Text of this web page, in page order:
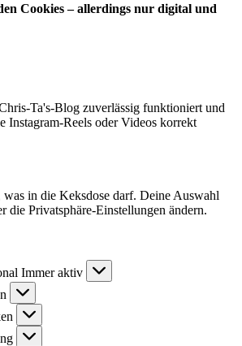
Cookies – allerdings nur digital und
Ta's-Blog zuverlässig funktioniert und
Instagram-Reels oder Videos korrekt
was in die Keksdose darf. Deine Auswahl
die Privatsphäre-Einstellungen ändern.
Immer aktiv